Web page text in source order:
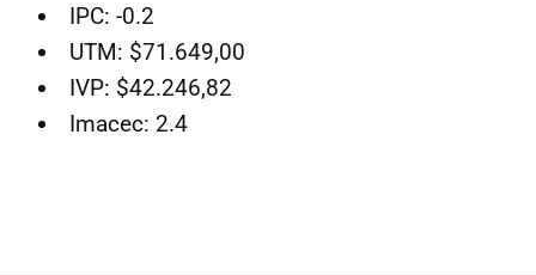
IPC: -0.2
UTM: $71.649,00
IVP: $42.246,82
Imacec: 2.4